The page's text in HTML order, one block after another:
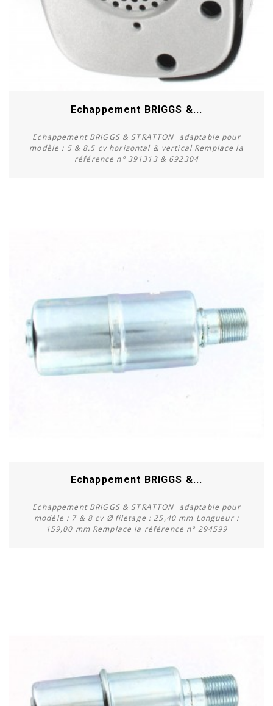
Echappement BRIGGS &...
Echappement BRIGGS & STRATTON adaptable pour
modèle : 5 & 8.5 cv horizontal & vertical Remplace la
référence n° 391313 & 692304
Echappement BRIGGS &...
Echappement BRIGGS & STRATTON adaptable pour
modèle : 7 & 8 cv Ø filetage : 25,40 mm Longueur :
159,00 mm Remplace la référence n° 294599